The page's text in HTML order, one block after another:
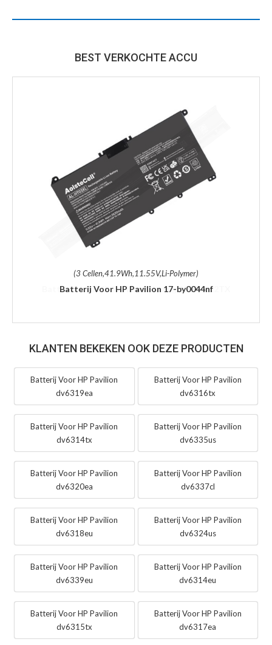
BEST VERKOCHTE ACCU
(3 Cellen,41.9Wh,11.55V,Li-Polymer)
Batterij Voor HP Pavilion 17-by0044nf
KLANTEN BEKEKEN OOK DEZE PRODUCTEN
Batterij Voor HP Pavilion
dv6319ea
Batterij Voor HP Pavilion
dv6316tx
Batterij Voor HP Pavilion
dv6314tx
Batterij Voor HP Pavilion
dv6335us
Batterij Voor HP Pavilion
dv6320ea
Batterij Voor HP Pavilion
dv6337cl
Batterij Voor HP Pavilion
dv6318eu
Batterij Voor HP Pavilion
dv6324us
Batterij Voor HP Pavilion
dv6339eu
Batterij Voor HP Pavilion
dv6314eu
Batterij Voor HP Pavilion
dv6315tx
Batterij Voor HP Pavilion
dv6317ea